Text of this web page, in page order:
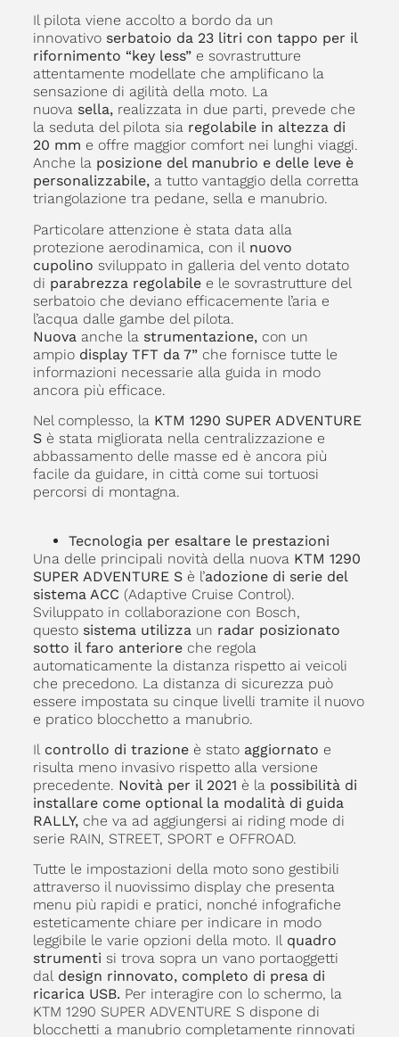
Il pilota viene accolto a bordo da un
innovativo serbatoio da 23 litri con tappo per il
rifornimento “key less” e sovrastrutture
attentamente modellate che amplificano la
sensazione di agilità della moto. La
nuova sella, realizzata in due parti, prevede che
la seduta del pilota sia regolabile in altezza di
20 mm e offre maggior comfort nei lunghi viaggi.
Anche la posizione del manubrio e delle leve è
personalizzabile, a tutto vantaggio della corretta
triangolazione tra pedane, sella e manubrio.
Particolare attenzione è stata data alla
protezione aerodinamica, con il nuovo
cupolino sviluppato in galleria del vento dotato
di parabrezza regolabile e le sovrastrutture del
serbatoio che deviano efficacemente l’aria e
l’acqua dalle gambe del pilota.
Nuova anche la strumentazione, con un
ampio display TFT da 7” che fornisce tutte le
informazioni necessarie alla guida in modo
ancora più efficace.
Nel complesso, la KTM 1290 SUPER ADVENTURE
S è stata migliorata nella centralizzazione e
abbassamento delle masse ed è ancora più
facile da guidare, in città come sui tortuosi
percorsi di montagna.
Tecnologia per esaltare le prestazioni
Una delle principali novità della nuova KTM 1290
SUPER ADVENTURE Sè l’adozione di serie del
sistema ACC (Adaptive Cruise Control).
Sviluppato in collaborazione con Bosch,
questo sistema utilizza un radar posizionato
sotto il faro anterioreche regola
automaticamente la distanza rispetto ai veicoli
che precedono. La distanza di sicurezza può
essere impostata su cinque livelli tramite il nuovo
e pratico blocchetto a manubrio.
Il controllo di trazioneè statoaggiornato e
risulta meno invasivo rispetto alla versione
precedente. Novità per il 2021 è la possibilità di
installare come optional la modalità di guida
RALLY,che va ad aggiungersi ai riding mode di
serie RAIN, STREET, SPORT e OFFROAD.
Tutte le impostazioni della moto sono gestibili
attraverso il nuovissimo display che presenta
menu più rapidi e pratici, nonché infografiche
esteticamente chiare per indicare in modo
leggibile le varie opzioni della moto. Il quadro
strumenti si trova sopra un vano portaoggetti
dal design rinnovato, completo di presa di
ricarica USB. Per interagire con lo schermo, la
KTM 1290 SUPER ADVENTURE S dispone di
blocchetti a manubrio completamente rinnovati